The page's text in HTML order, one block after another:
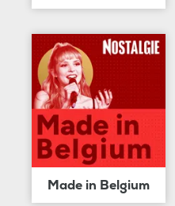
Made in Belgium